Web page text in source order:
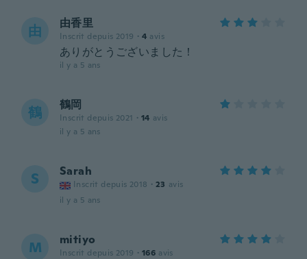
由 由香里
Inscrit depuis 2019 · 4 avis
ありがとうございました！
il y a 5 ans
鶴 鶴岡
Inscrit depuis 2021 · 14 avis
il y a 5 ans
S Sarah
Inscrit depuis 2018 · 23 avis
il y a 5 ans
M mitiyo
Inscrit depuis 2019 · 166 avis